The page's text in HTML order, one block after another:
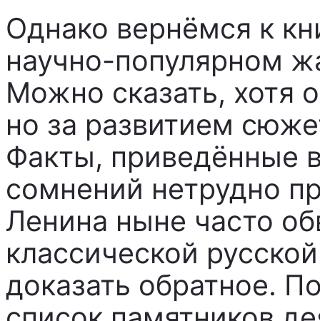
Однако вернёмся к
научно-популярном
Можно сказать, хотя
но за развитием
Факты, приведённые
сомнений нетрудно
Ленина ныне часто
классической
доказать обратное.